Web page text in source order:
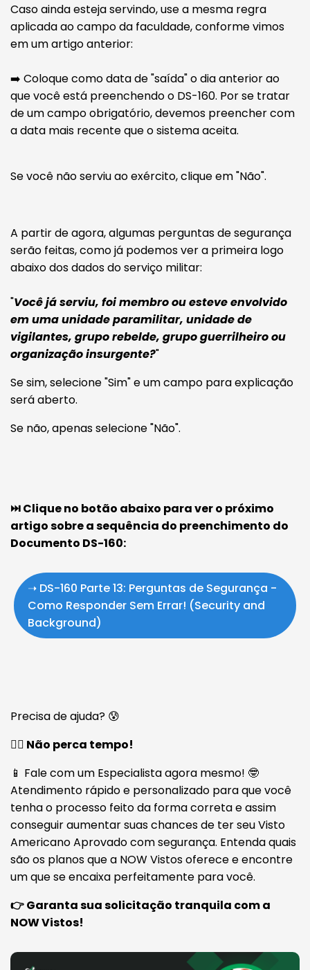
Caso ainda esteja servindo, use a mesma regra
aplicada ao campo da faculdade, conforme vimos
em um artigo anterior:
➡️ Coloque como data de "saída" o dia anterior ao
que você está preenchendo o DS-160. Por se tratar
de um campo obrigatório, devemos preencher com
a data mais recente que o sistema aceita.
Se você não serviu ao exército, clique em "Não".
A partir de agora, algumas perguntas de segurança
serão feitas, como já podemos ver a primeira logo
abaixo dos dados do serviço militar:
"Você já serviu, foi membro ou esteve envolvido
em uma unidade paramilitar, unidade de
vigilantes, grupo rebelde, grupo guerrilheiro ou
organização insurgente?"
Se sim, selecione "Sim" e um campo para explicação
será aberto.
Se não, apenas selecione "Não".
⏭️ Clique no botão abaixo para ver o próximo
artigo sobre a sequência do preenchimento do
Documento DS-160:
➝ DS-160 Parte 13: Perguntas de Segurança -
Como Responder Sem Errar! (Security and
Background)
Precisa de ajuda? 😰
🏃‍♂️ Não perca tempo!
📱 Fale com um Especialista agora mesmo! 🤓
Atendimento rápido e personalizado para que você
tenha o processo feito da forma correta e assim
conseguir aumentar suas chances de ter seu Visto
Americano Aprovado com segurança. Entenda quais
são os planos que a NOW Vistos oferece e encontre
um que se encaixa perfeitamente para você.
👉 Garanta sua solicitação tranquila com a
NOW Vistos!